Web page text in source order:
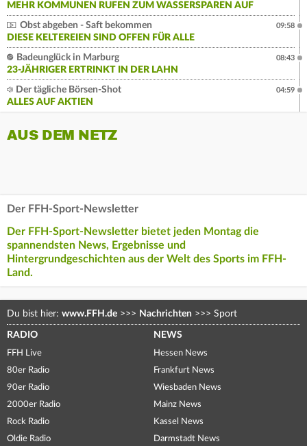
MEHR KOMMUNEN RUFEN ZUM WASSERSPAREN AUF
Obst abgeben - Saft bekommen
DIESE KELTEREIEN SIND OFFEN FÜR ALLE
09:58
Badeunglück in Marburg
23-JÄHRIGER ERTRINKT IN DER LAHN
08:43
Der tägliche Börsen-Shot
ALLES AUF AKTIEN
04:59
AUS DEM NETZ
Der FFH-Sport-Newsletter
Der FFH-Sport-Newsletter bietet jeden Montag die
spannendsten News, Ergebnisse und
Hintergrundgeschichten aus der Welt des Sports im FFH-
Land.
Du bist hier: www.FFH.de >>> Nachrichten >>> Sport
RADIO
FFH Live
80er Radio
90er Radio
2000er Radio
Rock Radio
Oldie Radio
NEWS
Hessen News
Frankfurt News
Wiesbaden News
Mainz News
Kassel News
Darmstadt News